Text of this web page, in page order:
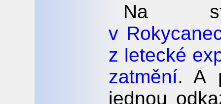
Na
v
z letecké
zatmění. A
jednou